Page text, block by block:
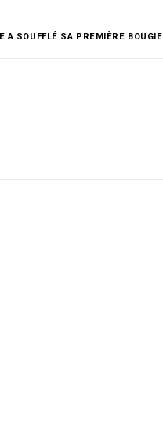
A SOUFFLÉ SA PREMIÈRE BOUGIE